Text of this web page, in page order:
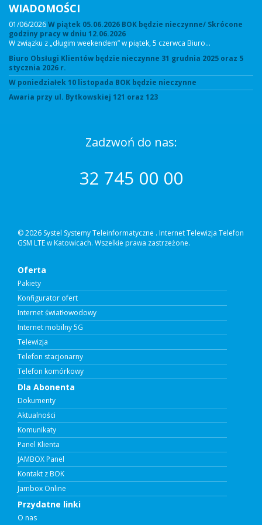
WIADOMOŚCI
01/06/2026W piątek 05.06.2026 BOK będzie nieczynne/ Skrócone
godziny pracy w dniu 12.06.2026
W związku z „długim weekendem” w piątek, 5 czerwca Biuro…
Biuro Obsługi Klientów będzie nieczynne 31 grudnia 2025 oraz 5
stycznia 2026 r.
W poniedziałek 10 listopada BOK będzie nieczynne
Awaria przy ul. Bytkowskiej 121 oraz 123
Zadzwoń do nas:
32 745 00 00
© 2026 Systel Systemy Teleinformatyczne . Internet Telewizja Telefon
GSM LTE w Katowicach. Wszelkie prawa zastrzeżone.
Oferta
Pakiety
Konfigurator ofert
Internet światłowodowy
Internet mobilny 5G
Telewizja
Telefon stacjonarny
Telefon komórkowy
Dla Abonenta
Dokumenty
Aktualności
Komunikaty
Panel Klienta
JAMBOX Panel
Kontakt z BOK
Jambox Online
Przydatne linki
O nas